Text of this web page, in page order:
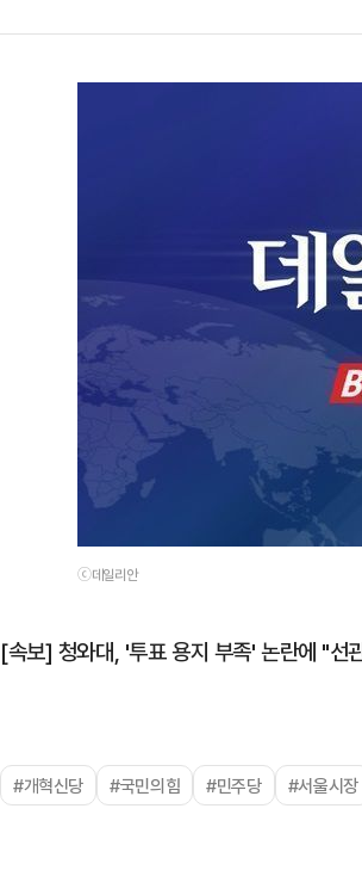
ⓒ데일리안
[속보] 청와대, '투표 용지 부족' 논란에 "선
#개혁신당 #국민의힘 #민주당 #서울시장